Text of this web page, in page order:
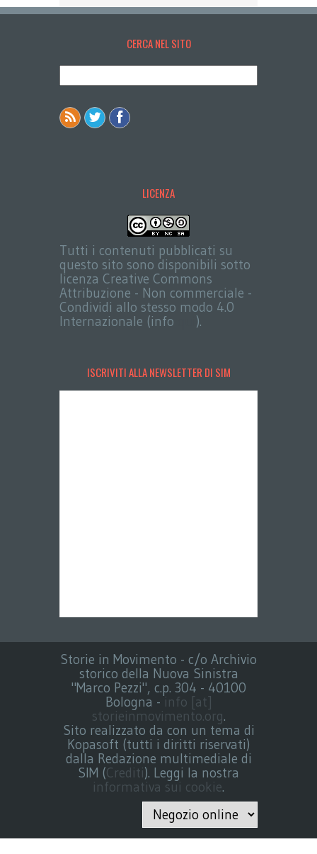
CERCA NEL SITO
LICENZA
Tutti i contenuti pubblicati su
questo sito sono disponibili sotto
licenza Creative Commons
Attribuzione - Non commerciale -
Condividi allo stesso modo 4.0
Internazionale (info
).
ISCRIVITI ALLA NEWSLETTER DI SIM
Storie in Movimento - c/o Archivio
storico della Nuova Sinistra
"Marco Pezzi", c.p. 304 - 40100
Bologna - info [at]
storieinmovimento.org.
Sito realizzato da con un tema di
Kopasoft (tutti i diritti riservati)
dalla Redazione multimediale di
SIM (Crediti). Leggi la nostra
informativa sui cookie.